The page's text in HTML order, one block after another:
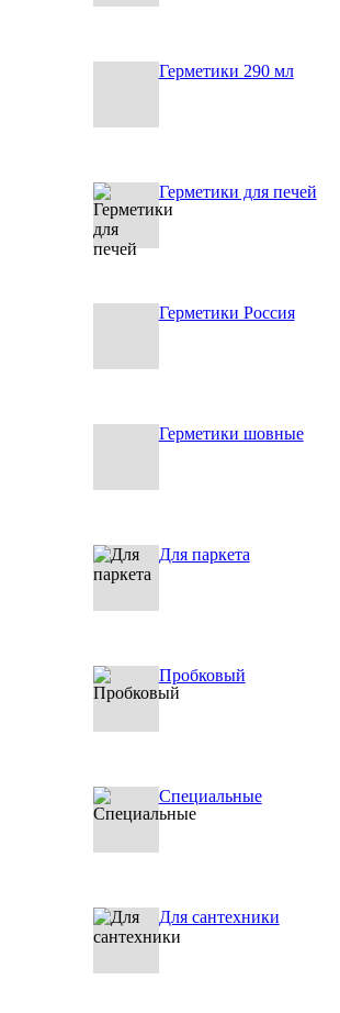
Герметики 290 мл
Герметики для печей
Герметики Россия
Герметики шовные
Для паркета
Пробковый
Специальные
Для сантехники